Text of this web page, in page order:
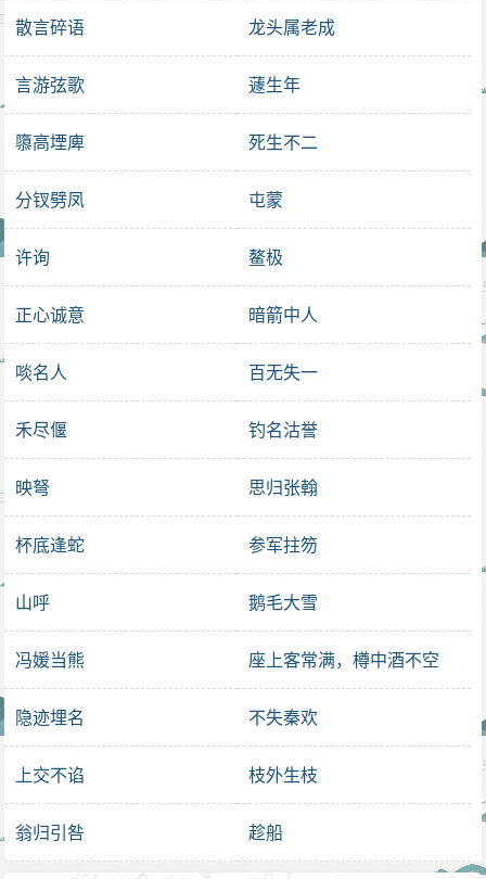
散言碎语 龙头属老成
言游弦歌 蘧生年
隳高堙庳 死生不二
分钗劈凤 屯蒙
许询 鳌极
正心诚意 暗箭中人
啖名人 百无失一
禾尽偃 钓名沽誉
映弩 思归张翰
杯底逢蛇 参军拄笏
山呼 鹅毛大雪
冯媛当熊 座上客常满，樽中酒不空
隐迹埋名 不失秦欢
上交不谄 枝外生枝
翁归引咎 趁船